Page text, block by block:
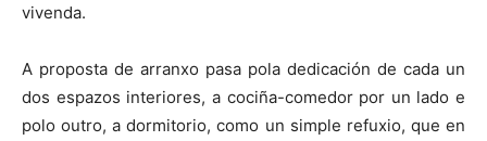
vivenda.
A proposta de arranxo pasa pola dedicación de cada un
dos espazos interiores, a cociña-comedor por un lado e
polo outro, a dormitorio, como un simple refuxio, que en